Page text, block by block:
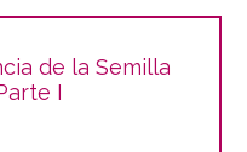
de la Semilla
I